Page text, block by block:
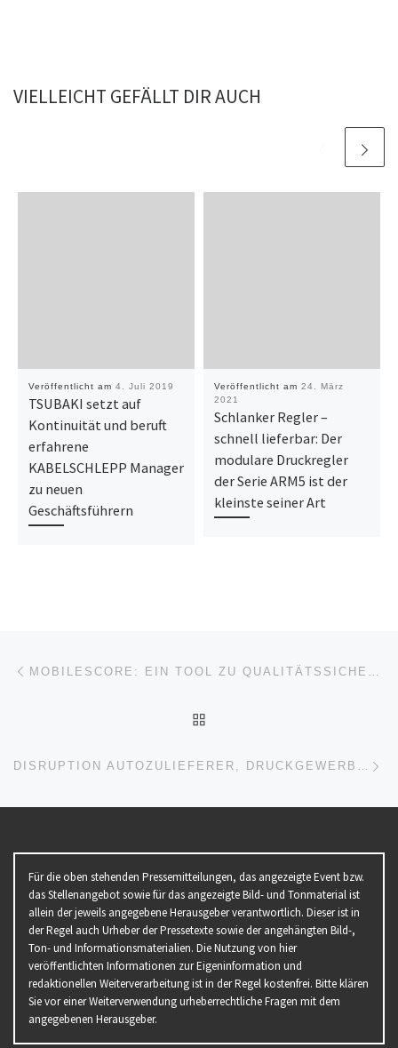
VIELLEICHT GEFÄLLT DIR AUCH
Veröffentlicht am 4. Juli 2019
TSUBAKI setzt auf
Kontinuität und beruft
erfahrene
KABELSCHLEPP Manager
zu neuen
Geschäftsführern
Veröffentlicht am 24. März
2021
Schlanker Regler –
schnell lieferbar: Der
modulare Druckregler
der Serie ARM5 ist der
kleinste seiner Art
Beitragsnavigation
DISRUPTION AUTOZULIEFERER, DRUCKGEWERBE WERBEAGENTUREN – HOPPLA, ÜBERRASCHUNG
Für die oben stehenden Pressemitteilungen, das angezeigte Event bzw.
das Stellenangebot sowie für das angezeigte Bild- und Tonmaterial ist
allein der jeweils angegebene Herausgeber verantwortlich. Dieser ist in
der Regel auch Urheber der Pressetexte sowie der angehängten Bild-,
Ton- und Informationsmaterialien. Die Nutzung von hier
veröffentlichten Informationen zur Eigeninformation und
redaktionellen Weiterverarbeitung ist in der Regel kostenfrei. Bitte klären
Sie vor einer Weiterverwendung urheberrechtliche Fragen mit dem
angegebenen Herausgeber.